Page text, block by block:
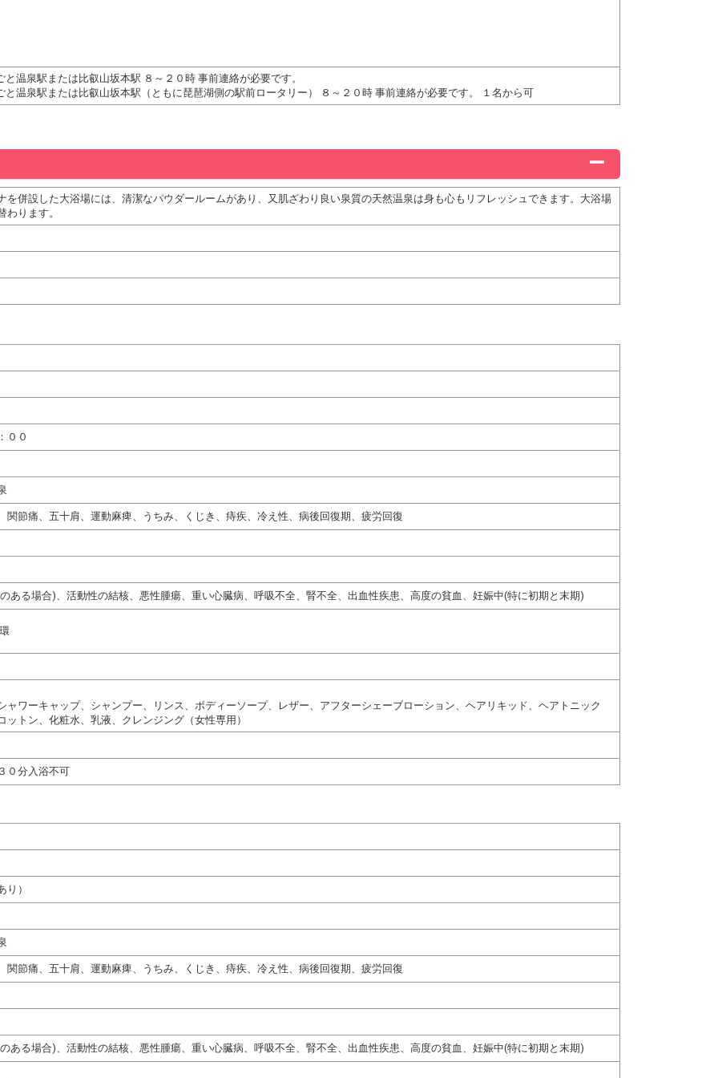
温泉駅または比叡山坂本駅 ８～２０時 事前連絡が必要です。
温泉駅または比叡山坂本駅（ともに琵琶湖側の駅前ロータリー） ８～２０時 事前連絡が必要です。 １名から可
を併設した大浴場には、清潔なパウダールームがあり、又肌ざわり良い泉質の天然温泉は身も心もリフレッシュできます。大浴場
わります。
００
関節痛、五十肩、運動麻痺、うちみ、くじき、痔疾、冷え性、病後回復期、疲労回復
ある場合)、活動性の結核、悪性腫瘍、重い心臓病、呼吸不全、腎不全、出血性疾患、高度の貧血、妊娠中(特に初期と末期)
ャワーキャップ、シャンプー、リンス、ボディーソープ、レザー、アフターシェーブローション、ヘアリキッド、ヘアトニック
ットン、化粧水、乳液、クレンジング（女性専用）
０分入浴不可
り）
関節痛、五十肩、運動麻痺、うちみ、くじき、痔疾、冷え性、病後回復期、疲労回復
ある場合)、活動性の結核、悪性腫瘍、重い心臓病、呼吸不全、腎不全、出血性疾患、高度の貧血、妊娠中(特に初期と末期)